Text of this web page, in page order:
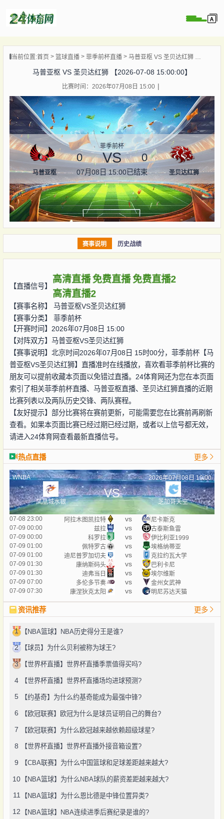
播
播
播
当前位置:首页 篮球直播 菲季前杯直播 马普亚枢 VS 圣贝达红狮 【2026-07-08 15:00:00】
马普亚枢 VS 圣贝达红狮 【2026-07-08 15:00:00】
比赛时间：2026年07月08日 15:00
马普亚枢
菲季前杯
0 VS 0
07月08日 15:00已结束 圣贝达红狮
赛事说明 历史战绩
【直播信号】
高清直播 免费直播 免费直播2
高清直播2
【赛事名称】 马普亚枢VS圣贝达红狮
【赛事分类】 菲季前杯
【开赛时间】2026年07月08日 15:00
【对阵双方】 马普亚枢VS圣贝达红狮
【赛事说明】北京时间2026年07月08日 15时00分，菲季前杯【马
普亚枢VS圣贝达红狮】直播准时在线播放，喜欢看菲季前杯比赛的
朋友可以提前收藏本页面以免错过直播。24体育网还为您在本页面
索引了相关菲季前杯直播、马普亚枢直播、圣贝达红狮直播的近期
比赛列表以及两队历史交锋、两队赛程。
【友好提示】部分比赛将在赛前更新，可能需要您在比赛前再刷新
查看。如果本页面比赛已经过期已经过期，或者以上信号都无效，
请进入24体育网查看最新直播信号。
热点直播 更多
WNBA 2026年07月08日 10:00
凤凰城水银
VS
芝加哥天空
07-08 23:00 阿拉木图凯拉特 vs
尼卡斯克
07-09 00:00
兹拉 vs
古泰斯鱼雷
07-09 00:00
科罗拉 vs
伊比利亚1999
07-09 01:00
佩特罗古 vs
埃格纳蒂亚
07-09 01:00
迪尼普罗加切夫 vs
克拉约瓦大学
07-09 01:30
康纳斯码头 vs
巴利卡尼
07-09 01:30
迪弗当日 vs
埃尔维斯
07-09 07:00
多伦多节奏 vs
金州女武神
07-09 07:30
康涅狄克太阳 vs 明尼苏达天猫
资讯推荐 更多
1 【NBA篮球】NBA历史得分王是谁?
2 【球员】为什么贝利被称为球王?
3 【世界杯直播】世界杯直播季票值得买吗?
4 【世界杯直播】世界杯直播场均进球预测?
5 【约基奇】为什么约基奇能成为最强中锋?
6 【欧冠联赛】欧冠为什么是球员证明自己的舞台?
7 【欧冠联赛】为什么欧冠越来越依赖超级球星?
8 【世界杯直播】世界杯直播外接音箱设置?
9 【CBA联赛】为什么中国篮球和足球差距越来越大?
10 【NBA篮球】为什么NBA球队的薪资差距越来越大?
11 【NBA篮球】为什么恩比德是中锋位置异类?
12 【NBA篮球】NBA连续进季后赛纪录是谁的?